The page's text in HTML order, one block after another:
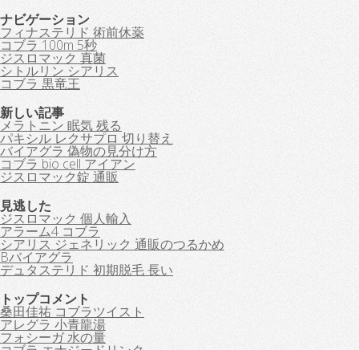
ナビゲーション
フィナステリド 術前休薬
コブラ 100m 5秒
ジスロマック 真菌
シトルリン シアリス
コブラ 黒竜王
新しい記事
メラトニン 眠気 残る
パキシル レクサプロ 切り替え
バイアグラ 偽物の見分け方
コブラ bio cell アイアン
ジスロマック錠 通販
見逃した
ジスロマック 個人輸入
アラーム4 コブラ
シアリス ジェネリック 通販のつるかめ
Bバイアグラ
デュタステリド 初期脱毛 長い
トップコメント
桑田佳祐 コブラツイスト
アレグラ 小青龍湯
フォシーガ 水の量